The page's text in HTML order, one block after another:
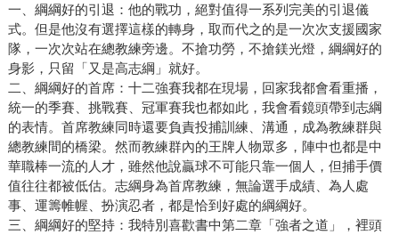
一、綱綱好的引退：他的戰功，絕對值得一系列完美的引退儀
式。但是他沒有選擇這樣的轉身，取而代之的是一次次支援國家
隊，一次次站在總教練旁邊。不搶功勞，不搶鎂光燈，綱綱好的
身影，只留「又是高志綱」就好。
二、綱綱好的首席：十二強賽我都在現場，回家我都會看重播，
統一的季賽、挑戰賽、冠軍賽我也都如此，我會看鏡頭帶到志綱
的表情。首席教練同時還要負責投捕訓練、溝通，成為教練群與
總教練間的橋梁。然而教練群內的王牌人物眾多，陣中也都是中
華職棒一流的人才，雖然他說贏球不可能只靠一個人，但捕手價
值往往都被低估。志綱身為首席教練，無論選手成績、為人處
事、運籌帷幄、扮演忍者，都是恰到好處的綱綱好。
三、綱綱好的堅持：我特別喜歡書中第二章「強者之道」，裡頭